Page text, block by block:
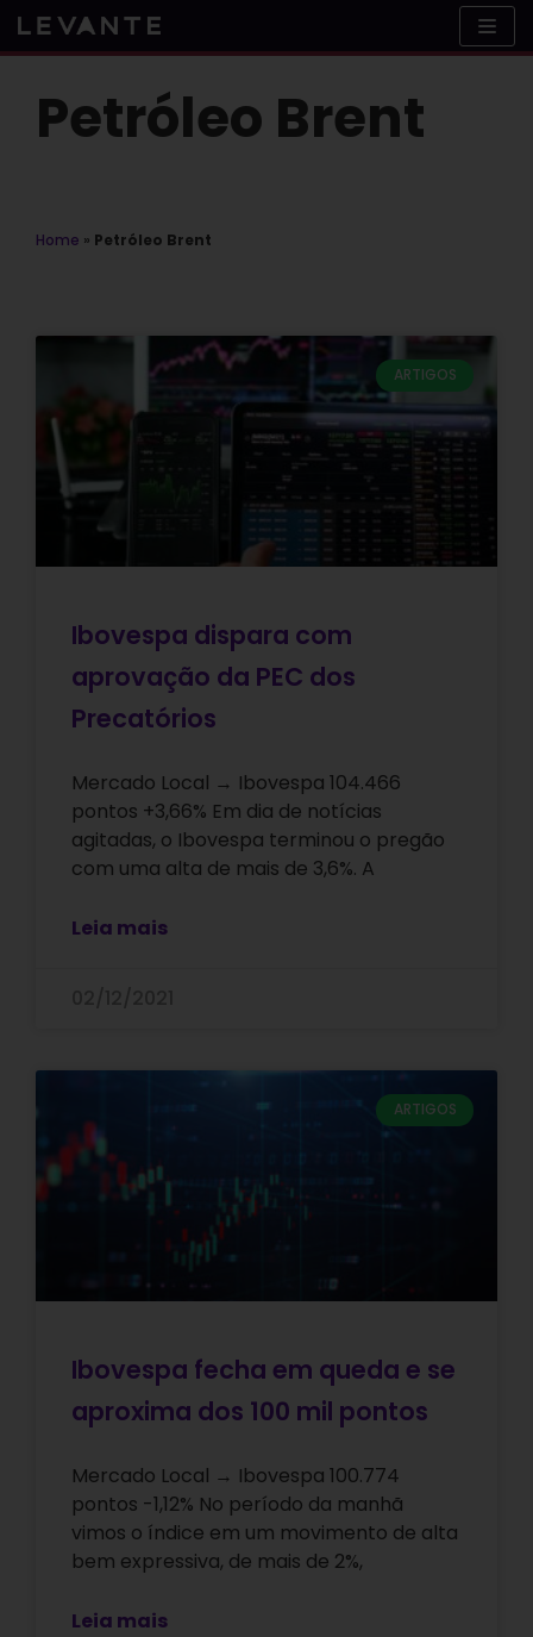
Skip
to
Petróleo Brent
Home » Petróleo Brent
ARTIGOS
Ibovespa dispara com
aprovação da PEC dos
Precatórios
Mercado Local → Ibovespa 104.466
pontos +3,66% Em dia de notícias
agitadas, o Ibovespa terminou o pregão
com uma alta de mais de 3,6%. A
Leia mais
ARTIGOS
Ibovespa fecha em queda e se
aproxima dos 100 mil pontos
Mercado Local → Ibovespa 100.774
pontos -1,12% No período da manhã
vimos o índice em um movimento de alta
bem expressiva, de mais de 2%,
Leia mais